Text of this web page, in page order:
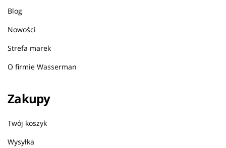
Blog
Nowości
Strefa marek
O firmie Wasserman
Zakupy
Twój koszyk
Wysyłka